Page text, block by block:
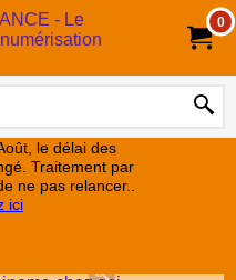
0
le délai des
Traitement par
ne pas relancer..
ici